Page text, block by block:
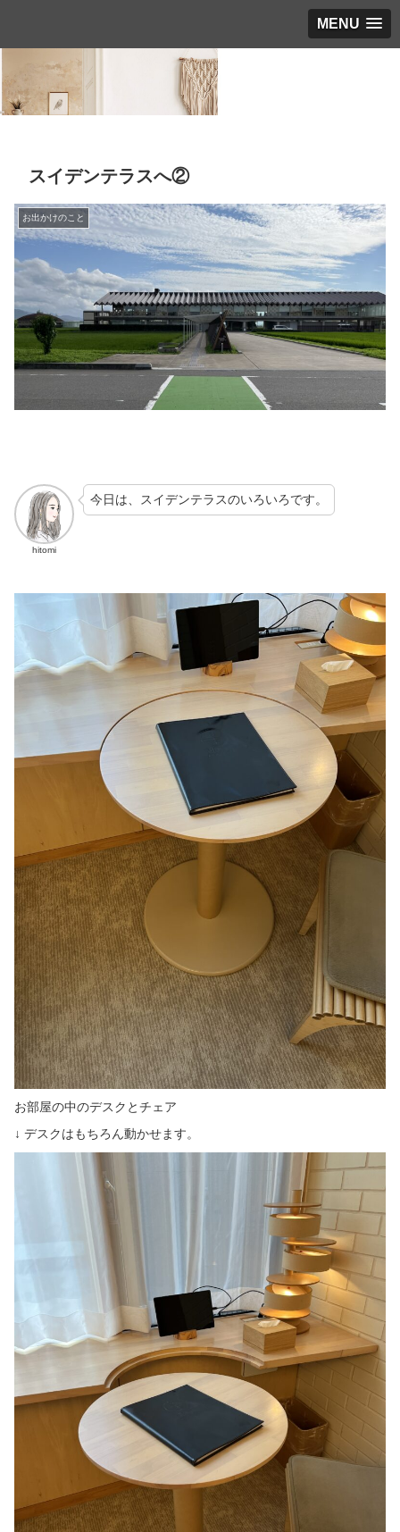
MENU
スイデンテラスへ②
お出かけのこと
hitomi
今日は、スイデンテラスのいろいろです。
お部屋の中のデスクとチェア
↓ デスクはもちろん動かせます。